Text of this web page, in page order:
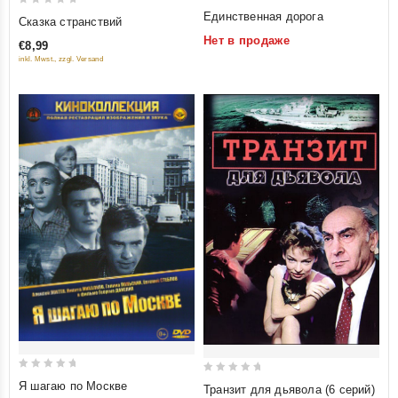
of
Сказка странствий
€8,99
inkl. Mwst., zzgl. Versand
out
of
Единственная дорога
Нет в продаже
Я шагаю по Москве Транзит для дьявола (6 серий)